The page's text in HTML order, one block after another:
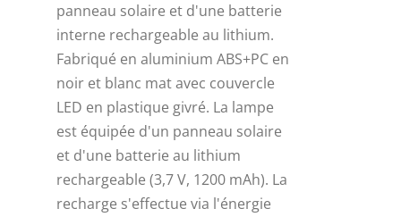
panneau solaire et d'une batterie
interne rechargeable au lithium.
Fabriqué en aluminium ABS+PC en
noir et blanc mat avec couvercle
LED en plastique givré. La lampe
est équipée d'un panneau solaire
et d'une batterie au lithium
rechargeable (3,7 V, 1200 mAh). La
recharge s'effectue via l'énergie